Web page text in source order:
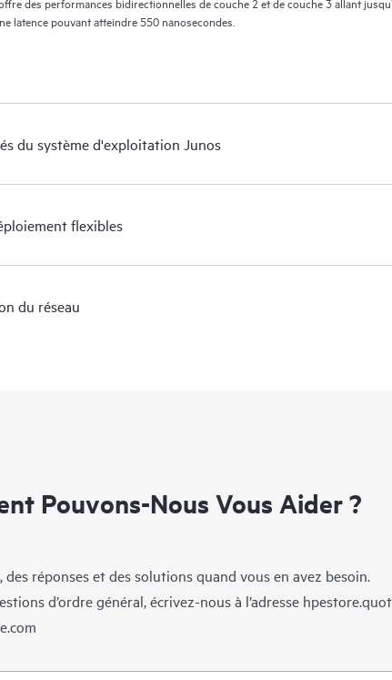
latence pouvant atteindre 550 nanosecondes.
du système d'exploitation Junos
flexibles
du réseau
Pouvons-Nous Vous Aider ?
des réponses et des solutions quand vous en avez besoin.
d’ordre général, écrivez-nous à l’adresse